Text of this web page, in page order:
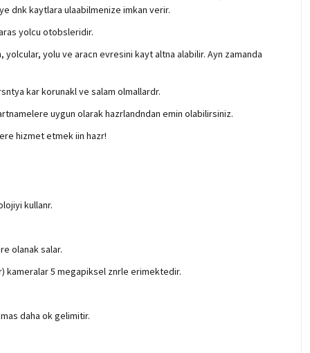
dnk kaytlara ulaabilmenize imkan verir.
yolcu otobsleridir.
yolu ve aracn evresini kayt altna alabilir. Ayn zamanda
kar korunakl ve salam olmallardr.
uygun olarak hazrlandndan emin olabilirsiniz.
hizmet etmek iin hazr!
kullanr.
olanak salar.
kameralar 5 megapiksel znrle erimektedir.
daha ok gelimitir.